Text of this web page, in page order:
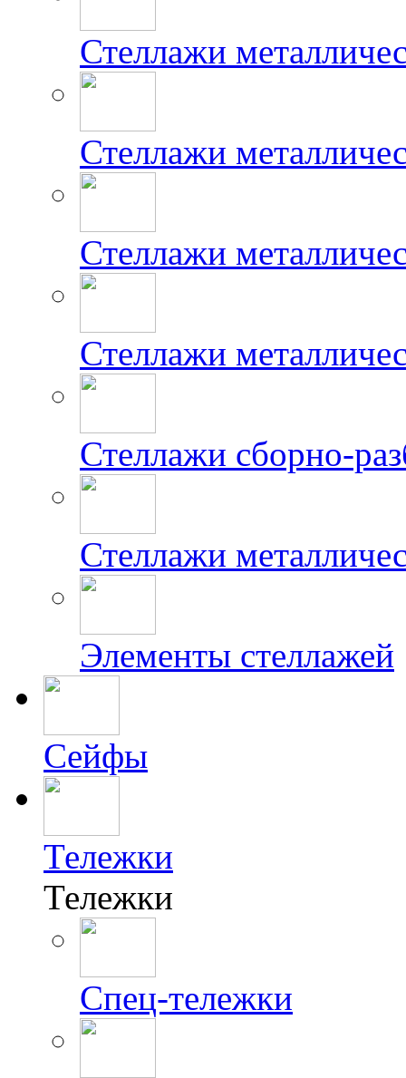
Стеллажи
Стеллажи
Стеллажи
Стеллажи
Стеллажи сборно-
Стеллажи
Элементы стеллажей
Сейфы
Тележки
Тележки
Спец-тележки